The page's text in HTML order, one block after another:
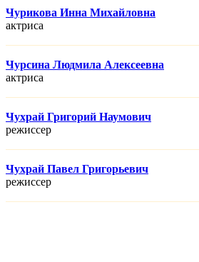
Чурикова Инна Михайловна
актриса
Чурсина Людмила Алексеевна
актриса
Чухрай Григорий Наумович
режисcер
Чухрай Павел Григорьевич
режисcер